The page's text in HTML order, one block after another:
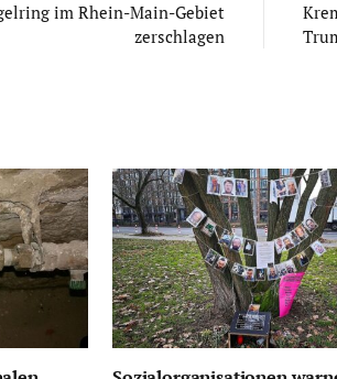
im Rhein-Main-Gebiet
zerschlagen